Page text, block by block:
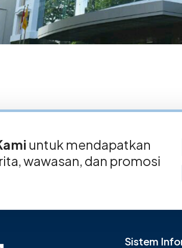
untuk mendapatkan
wawasan, dan promosi
Sistem